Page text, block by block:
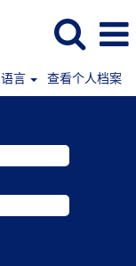
语言 查看个人档案